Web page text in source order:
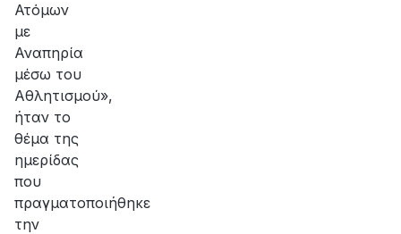
Ατόμων
με
Αναπηρία
μέσω του
Αθλητισμού»,
ήταν το
θέμα της
ημερίδας
που
πραγματοποιήθηκε
την